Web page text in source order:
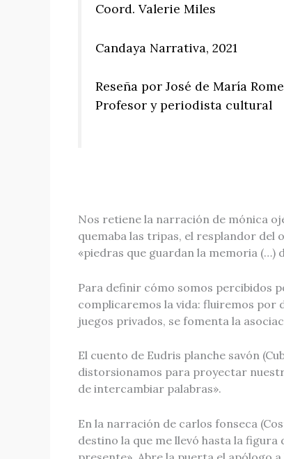
Coord. Valerie Miles
Candaya Narrativa, 2021
Reseña por José de María
Profesor y periodista cultural
Nos retiene la narración de mónica
quemaba las tripas, el resplandor del
«piedras que guardan la memoria (…)
Para definir cómo somos percibidos
complicaremos la vida: fluiremos por
juegos privados, se fomenta la
El cuento de Eudris planche savón
distorsionamos para proyectar
de intercambiar palabras».
En la narración de carlos fonseca
destino la que me llevó hasta la